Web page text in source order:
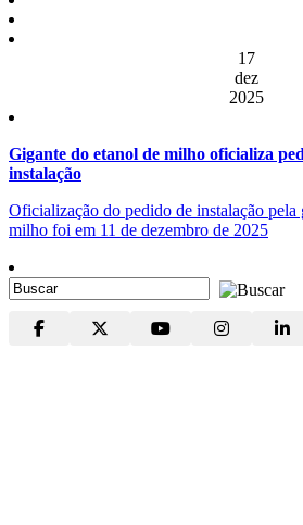
17
dez
2025
Gigante do etanol de milho oficializa
instalação
Oficialização do pedido de instalação pela
milho foi em 11 de dezembro de 2025